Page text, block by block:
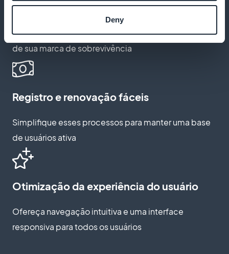
Deny
Caminho de assinatura personalizado
Crie páginas de assinatura que capturem o espírito
de sua marca de sobrevivência
Registro e renovação fáceis
Simplifique esses processos para manter uma base
de usuários ativa
Otimização da experiência do usuário
Ofereça navegação intuitiva e uma interface
responsiva para todos os usuários